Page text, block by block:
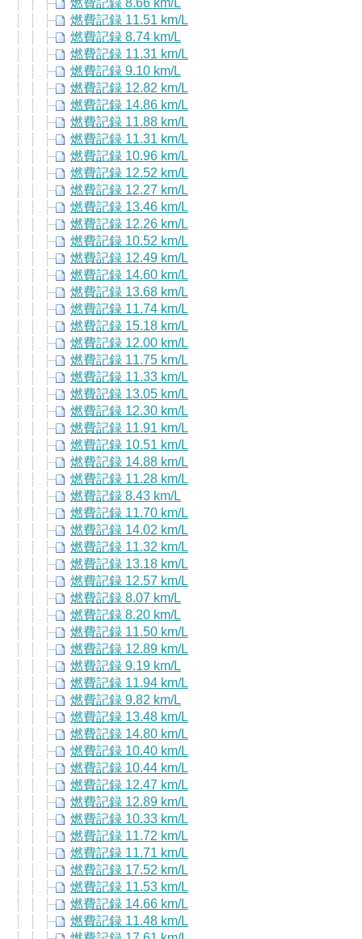
燃費記録 8.66 km/L
燃費記録 11.51 km/L
燃費記録 8.74 km/L
燃費記録 11.31 km/L
燃費記録 9.10 km/L
燃費記録 12.82 km/L
燃費記録 14.86 km/L
燃費記録 11.88 km/L
燃費記録 11.31 km/L
燃費記録 10.96 km/L
燃費記録 12.52 km/L
燃費記録 12.27 km/L
燃費記録 13.46 km/L
燃費記録 12.26 km/L
燃費記録 10.52 km/L
燃費記録 12.49 km/L
燃費記録 14.60 km/L
燃費記録 13.68 km/L
燃費記録 11.74 km/L
燃費記録 15.18 km/L
燃費記録 12.00 km/L
燃費記録 11.75 km/L
燃費記録 11.33 km/L
燃費記録 13.05 km/L
燃費記録 12.30 km/L
燃費記録 11.91 km/L
燃費記録 10.51 km/L
燃費記録 14.88 km/L
燃費記録 11.28 km/L
燃費記録 8.43 km/L
燃費記録 11.70 km/L
燃費記録 14.02 km/L
燃費記録 11.32 km/L
燃費記録 13.18 km/L
燃費記録 12.57 km/L
燃費記録 8.07 km/L
燃費記録 8.20 km/L
燃費記録 11.50 km/L
燃費記録 12.89 km/L
燃費記録 9.19 km/L
燃費記録 11.94 km/L
燃費記録 9.82 km/L
燃費記録 13.48 km/L
燃費記録 14.80 km/L
燃費記録 10.40 km/L
燃費記録 10.44 km/L
燃費記録 12.47 km/L
燃費記録 12.89 km/L
燃費記録 10.33 km/L
燃費記録 11.72 km/L
燃費記録 11.71 km/L
燃費記録 17.52 km/L
燃費記録 11.53 km/L
燃費記録 14.66 km/L
燃費記録 11.48 km/L